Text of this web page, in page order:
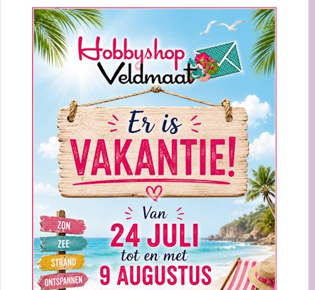
EMBOSSMALLEN
BEKIJK PRODUCTEN